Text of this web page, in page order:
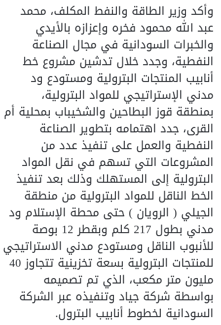
وأكد وزير الطاقة والنفط المكلف، محمد
عبد الله محمود فخره وإعزازه بالأيدي
والخبرات السودانية في مجال الصناعة
النفطية، وجدد خلال تدشين مشروع خط
أنابيب المنتجات البترولية ومستودع ود
مدني الإستراتيجي للمواد البترولية،
بمنطقة قوز البطاحين والشخيباب بمحلية أم
القرى، جدد اهتمامه بتطوير الصناعة
النفطية والعمل على تنفيذ عدد من
المشروعات التي تسهم في نقل المواد
البترولية إلى المستهلك وذلك بعد تنفيذ
الخط الناقل للمواد البترولية من منطقة
الجيلي ( الرويان ) حتى محطة الإستلام ود
مدني بطول 217 كلم وبقطر 12 بوصة
للأنبوب الناقل ومستودع مدني الاستراتيجي
للمنتجات البترولية بسعة تخزينية تتجاوز 40
مليون متر مكعب، الذي تم تصميمه
بواسطة شركة جياد وتنفيذه عبر الشركة
السودانية لخطوط أنابيب البترول.